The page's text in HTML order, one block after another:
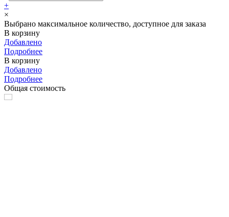
+
×
Выбрано максимальное количество, доступное для заказа
В корзину
Добавлено
Подробнее
В корзину
Добавлено
Подробнее
Общая стоимость